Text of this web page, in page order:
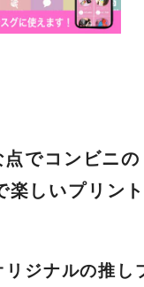
でコンビニの
楽しいプリン
ジナルの推し